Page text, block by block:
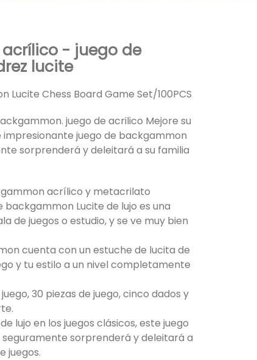
- juego de
lucite
Lucite Chess Board Game Set/100PCS
juego de acrilico Mejore su
impresionante juego de backgammon
sorprenderá y deleitará a su familia
acrílico y metacrilato
backgammon Lucite de lujo es una
de juegos o estudio, y se ve muy bien
cuenta con un estuche de lucita de
y tu estilo a un nivel completamente
30 piezas de juego, cinco dados y
lujo en los juegos clásicos, este juego
sorprenderá y deleitará a
juegos.